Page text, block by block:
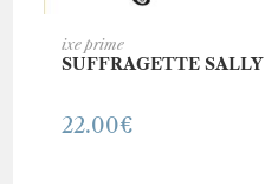
ixe prime
SUFFRAGETTE SALLY
22.00€